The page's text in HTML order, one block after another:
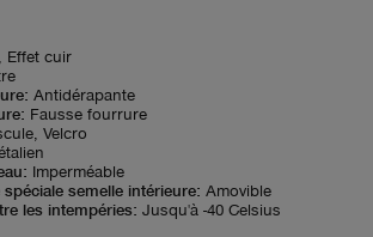
Effet cuir
: Antidérapante
: Fausse fourrure
Velcro
: Imperméable
semelle intérieure: Amovible
les intempéries: Jusqu'à -40 Celsius